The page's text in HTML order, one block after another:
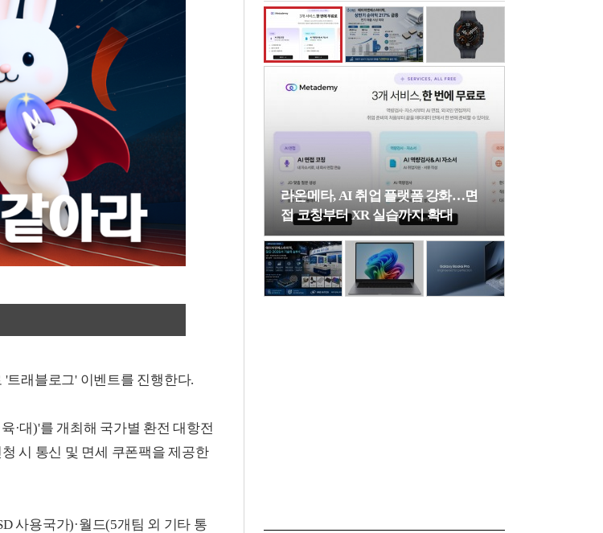
트래블로그' 이벤트를 진행한다.
·대)'를 개최해 국가별 환전 대항전
시 통신 및 면세 쿠폰팩을 제공한
사용국가)·월드(5개팀 외 기타 통
라온메타, AI 취업 플랫폼 강화…면
접 코칭부터 XR 실습까지 확대